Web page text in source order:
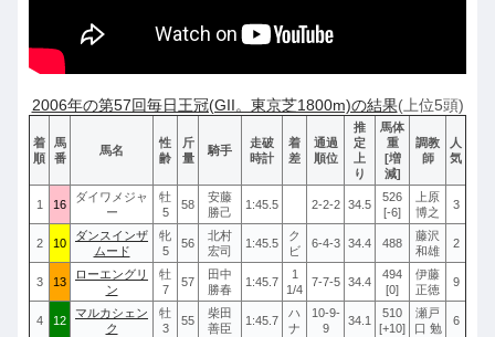
2006年の第57回毎日王冠(GII。東京芝1800m)の結果(上位5頭)
着
順
馬
番
馬名
性
齢
斤
量
騎手
走破
時計
着
差
通過
順位
推
定
上
り
馬体
重
[増
減]
調教
師
人
気
1 16
ダイワメジャ
ー
牡
5
58
安藤
勝己
1:45.5 2-2-2 34.5
526
[-6]
上原
博之
3
2 10
ダンスインザ
ムード
牝
5
56
北村
宏司
1:45.5
ク
ビ
6-4-3 34.4 488
藤沢
和雄
2
3 13
ローエングリ
ン
牡
7
57
田中
勝春
1:45.7
1
1/4
7-7-5 34.4
494
[0]
伊藤
正徳
9
4 12
マルカシェン
ク
牡
3
55
柴田
善臣
1:45.7
ハ
ナ
10-9-
9
34.1
510
[+10]
瀬戸
口 勉
6